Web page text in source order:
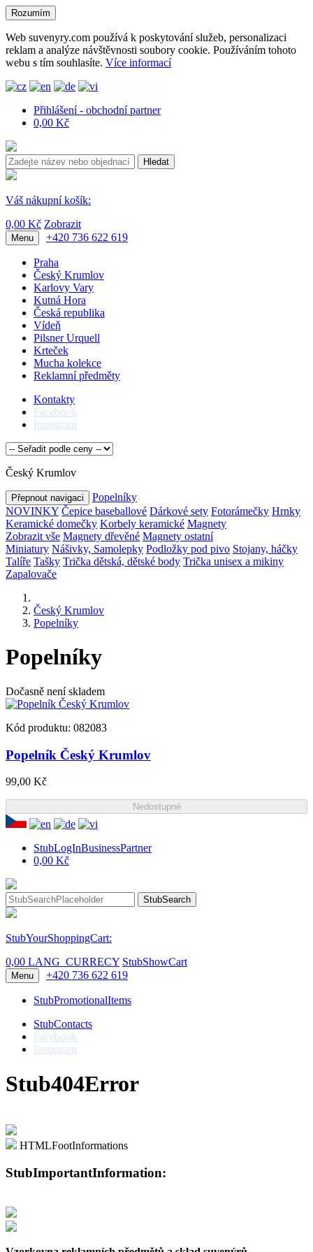
Rozumím
Web suvenyry.com používá k poskytování služeb, personalizaci
reklam a analýze návštěvnosti soubory cookie. Používáním tohoto
webu s tím souhlasíte. Více informací
Přihlášení - obchodní partner
0,00 Kč
Hledat
Váš nákupní košík:
0,00 Kč Zobrazit
Menu +420 736 622 619
Praha
Český Krumlov
Karlovy Vary
Kutná Hora
Česká republika
Vídeň
Pilsner Urquell
Krteček
Mucha kolekce
Reklamní předměty
Kontakty
Facebook
Instagram
Český Krumlov
Přepnout navigaci
Popelníky
NOVINKY Čepice baseballové Dárkové sety Fotorámečky Hrnky
Keramické domečky Korbely keramické Magnety
Zobrazit vše Magnety dřevěné Magnety ostatní
Miniatury Nášivky, Samolepky Podložky pod pivo Stojany, háčky
Talíře Tašky Trička dětská, dětské body Trička unisex a mikiny
Zapalovače
Český Krumlov
Popelníky
Popelníky
Dočasně není skladem
Kód produktu: 082083
Popelník Český Krumlov
99,00 Kč
Nedostupné
StubLogInBusinessPartner
0,00 Kč
StubSearch
StubYourShoppingCart:
0,00 LANG_CURRECY StubShowCart
Menu +420 736 622 619
StubPromotionalItems
StubContacts
Facebook
Instagram
Stub404Error
HTMLFootInformations
StubImportantInformation: